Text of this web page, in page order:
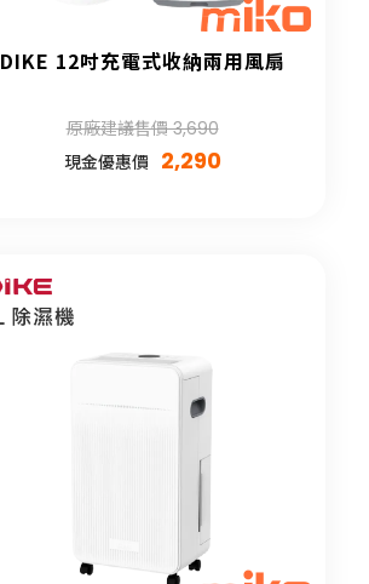
DIKE 12吋充電式收納兩用風扇
原廠建議售價 3,690
現金優惠價 2,290